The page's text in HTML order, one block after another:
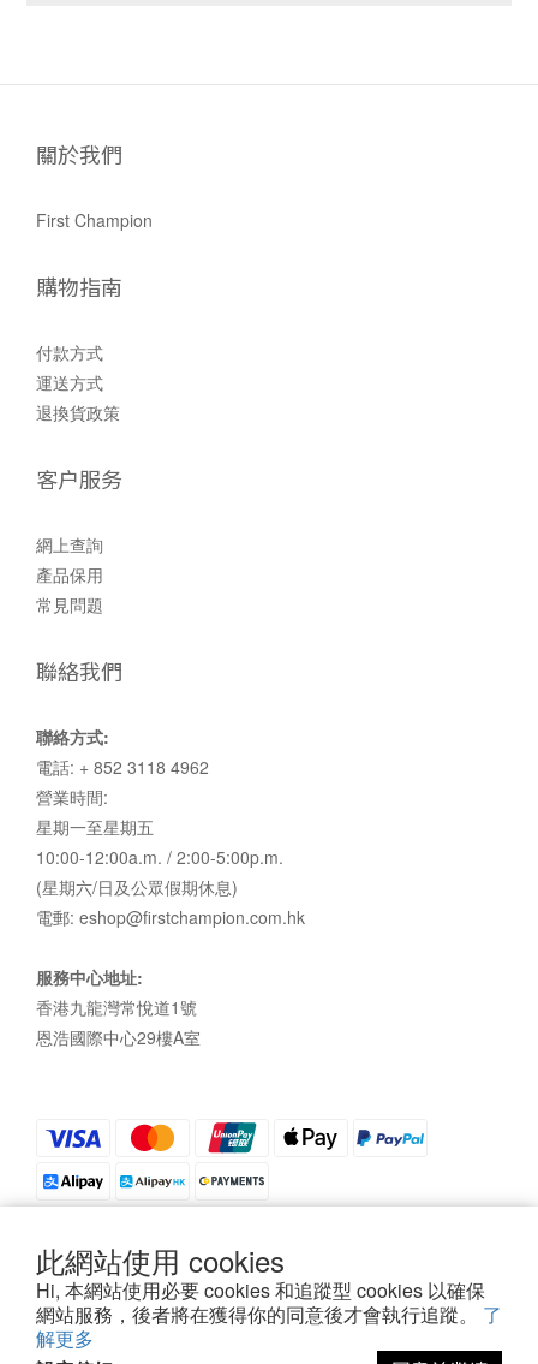
此網站使用 cookies
Hi, 本網站使用必要 cookies 和追蹤型 cookies 以確保
網站服務，後者將在獲得你的同意後才會執行追蹤。 了
解更多
關於我們
First Champion
購物指南
付款方式
運送方式
退換貨政策
客户服务
網上查詢
產品保用
常見問題
聯絡我們
聯絡方式:
電話: + 852 3118 4962
營業時間:
星期一至星期五
10:00-12:00a.m. / 2:00-5:00p.m.
(星期六/日及公眾假期休息)
電郵: eshop@firstchampion.com.hk
服務中心地址:
香港九龍灣常悅道1號
恩浩國際中心29樓A室
私隱政策|條款及細則| 2021©First Champion